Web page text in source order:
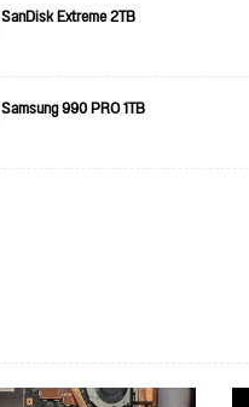
SanDisk Extreme 2TB
Samsung 990 PRO 1TB